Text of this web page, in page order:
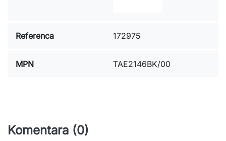
Referenca 172975
MPN TAE2146BK/00
Komentara (0)